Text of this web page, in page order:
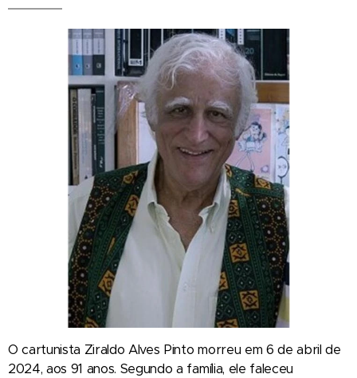
O cartunista Ziraldo Alves Pinto morreu em 6 de abril de
2024, aos 91 anos. Segundo a família, ele faleceu